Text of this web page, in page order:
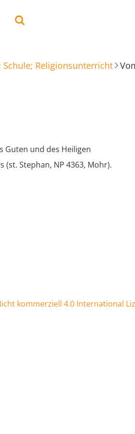
Schule; Religionsunterricht
Guten und des Heiligen
Stephan, NP 4363, Mohr).
kommerziell 4.0 International